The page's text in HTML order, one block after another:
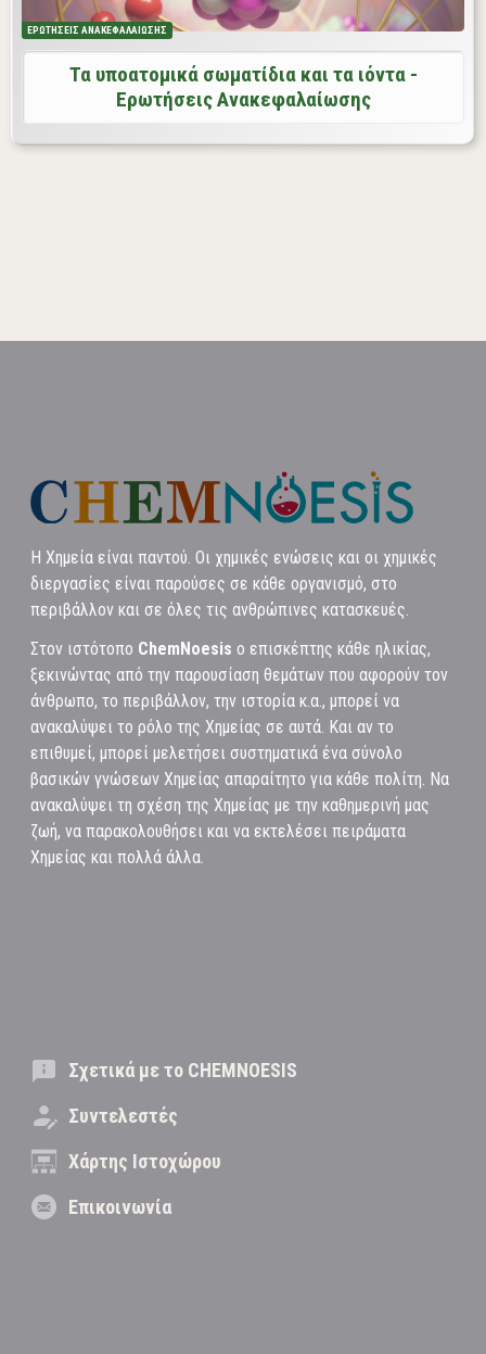
ΕΡΩΤΗΣΕΙΣ ΑΝΑΚΕΦΑΛΑΙΩΣΗΣ
Τα υποατομικά σωματίδια και τα ιόντα -
Ερωτήσεις Ανακεφαλαίωσης
Η Χημεία είναι παντού. Οι χημικές ενώσεις και οι χημικές
διεργασίες είναι παρούσες σε κάθε οργανισμό, στο
περιβάλλον και σε όλες τις ανθρώπινες κατασκευές.
Στον ιστότοπο ChemNoesis ο επισκέπτης κάθε ηλικίας,
ξεκινώντας από την παρουσίαση θεμάτων που αφορούν τον
άνθρωπο, το περιβάλλον, την ιστορία κ.α., μπορεί να
ανακαλύψει το ρόλο της Χημείας σε αυτά. Και αν το
επιθυμεί, μπορεί μελετήσει συστηματικά ένα σύνολο
βασικών γνώσεων Χημείας απαραίτητο για κάθε πολίτη. Να
ανακαλύψει τη σχέση της Χημείας με την καθημερινή μας
ζωή, να παρακολουθήσει και να εκτελέσει πειράματα
Χημείας και πολλά άλλα.
Σχετικά με το CHEMNOESIS
Συντελεστές
Χάρτης Ιστοχώρου
Επικοινωνία